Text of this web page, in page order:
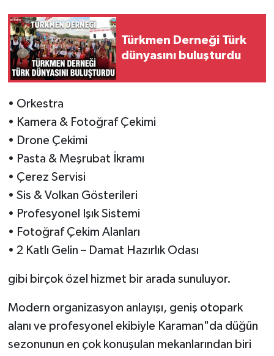
Türkmen Derneği Türk
dünyasını buluşturdu
• Orkestra
• Kamera & Fotoğraf Çekimi
• Drone Çekimi
• Pasta & Meşrubat İkramı
• Çerez Servisi
• Sis & Volkan Gösterileri
• Profesyonel Işık Sistemi
• Fotoğraf Çekim Alanları
• 2 Katlı Gelin – Damat Hazırlık Odası
gibi birçok özel hizmet bir arada sunuluyor.
Modern organizasyon anlayışı, geniş otopark
alanı ve profesyonel ekibiyle Karaman"da düğün
sezonunun en çok konuşulan mekanlarından biri